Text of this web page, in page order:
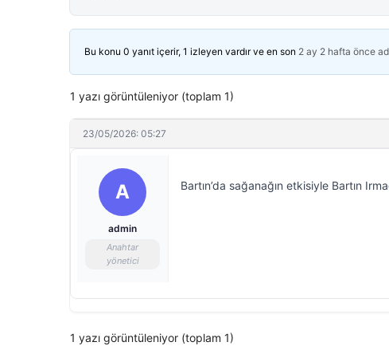
Bu konu 0 yanıt içerir, 1 izleyen vardır ve en son 2 ay 2 hafta önce
1 yazı görüntüleniyor (toplam 1)
23/05/2026: 05:27
A
admin
Anahtar
yönetici
Bartın’da sağanağın etkisiyle Bartın
1 yazı görüntüleniyor (toplam 1)